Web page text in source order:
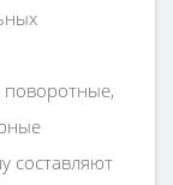
составляют